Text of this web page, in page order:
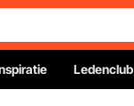
Ledenclub